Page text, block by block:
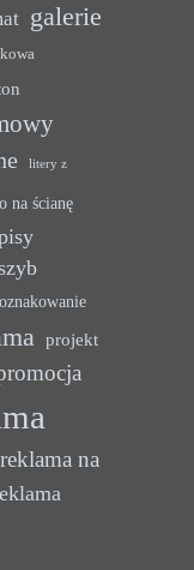
galerie
litery z
na ścianę
oznakowanie
projekt
reklama na